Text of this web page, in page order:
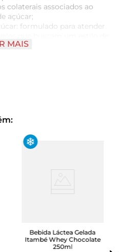
colaterais associados ao
açúcar;
formulado para atender
comprometer o sabor ou a
seja para um treino
tarde de estudos
agitado no trabalho, essa é
a alcançar seus objetivos.
MAIS
Bebida Láctea Gelada
Itambé Whey Chocolate
250ml